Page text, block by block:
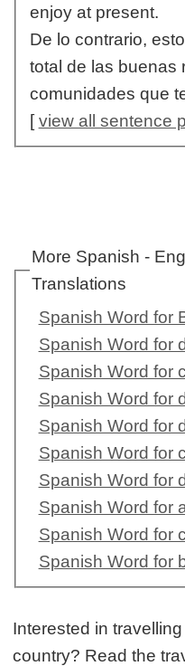
enjoy at present.
De lo contrario,
total de las buenas
comunidades que
[view all sentence
More Spanish -
Translations
Spanish Word for
Spanish Word for
Spanish Word for
Spanish Word for
Spanish Word for
Spanish Word for
Spanish Word for
Spanish Word for
Spanish Word for
Spanish Word for
Interested in
country? Read the